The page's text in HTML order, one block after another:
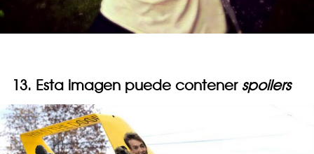
13. Esta imagen puede contener spoilers